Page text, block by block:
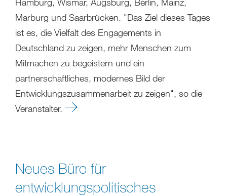
Marburg und Saarbrücken. "Das Ziel dieses Tages
ist es, die Vielfalt des Engagements in
Deutschland zu zeigen, mehr Menschen zum
Mitmachen zu begeistern und ein
partnerschaftliches, modernes Bild der
Entwicklungszusammenarbeit zu zeigen", so die
Veranstalter.
Neues Büro für
entwicklungspolitisches